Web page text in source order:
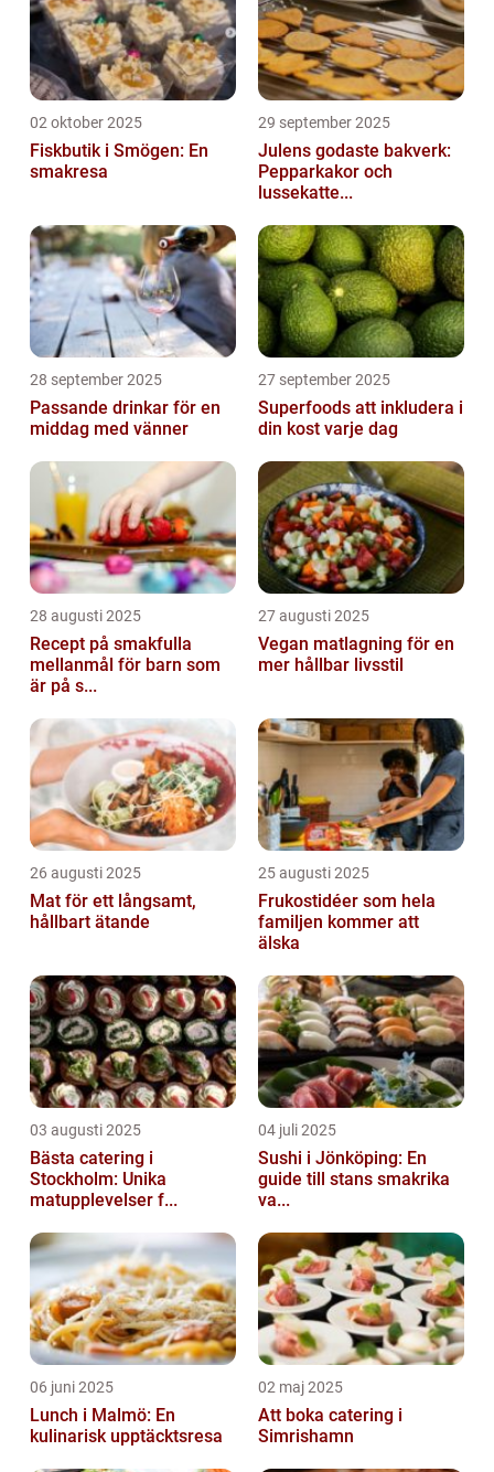
02 oktober 2025
Fiskbutik i Smögen: En
smakresa
29 september 2025
Julens godaste bakverk:
Pepparkakor och
lussekatte...
28 september 2025
Passande drinkar för en
middag med vänner
27 september 2025
Superfoods att inkludera i
din kost varje dag
28 augusti 2025
Recept på smakfulla
mellanmål för barn som
är på s...
27 augusti 2025
Vegan matlagning för en
mer hållbar livsstil
26 augusti 2025
Mat för ett långsamt,
hållbart ätande
25 augusti 2025
Frukostidéer som hela
familjen kommer att
älska
03 augusti 2025
Bästa catering i
Stockholm: Unika
matupplevelser f...
04 juli 2025
Sushi i Jönköping: En
guide till stans smakrika
va...
06 juni 2025
Lunch i Malmö: En
kulinarisk upptäcktsresa
02 maj 2025
Att boka catering i
Simrishamn